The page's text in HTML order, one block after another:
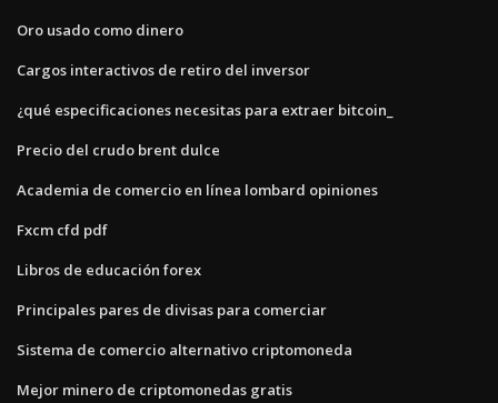
Oro usado como dinero
Cargos interactivos de retiro del inversor
¿qué especificaciones necesitas para extraer bitcoin_
Precio del crudo brent dulce
Academia de comercio en línea lombard opiniones
Fxcm cfd pdf
Libros de educación forex
Principales pares de divisas para comerciar
Sistema de comercio alternativo criptomoneda
Mejor minero de criptomonedas gratis